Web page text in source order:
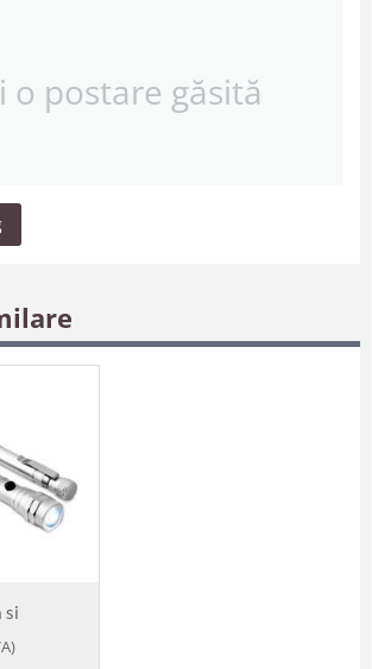
o postare găsită
si